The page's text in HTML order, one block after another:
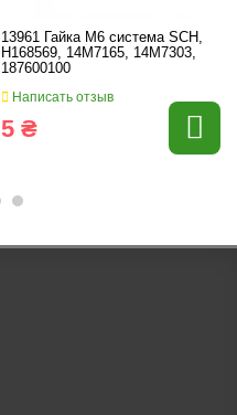
13961 Гайка M6 система SCH,
H168569, 14M7165, 14M7303,
187600100
Написать отзыв
5 ₴